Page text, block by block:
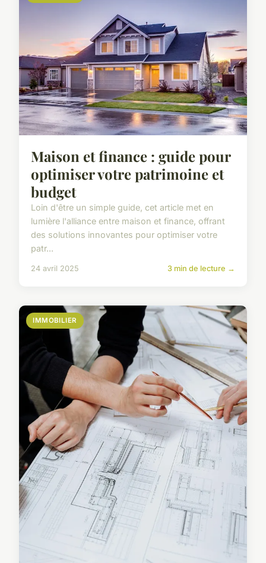
Maison et finance : guide pour
optimiser votre patrimoine et
budget
Loin d'être un simple guide, cet article met en
lumière l'alliance entre maison et finance, offrant
des solutions innovantes pour optimiser votre
patr...
24 avril 2025 3 min de lecture →
IMMOBILIER